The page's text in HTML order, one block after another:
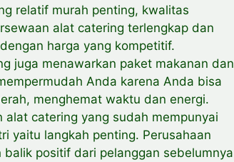
relatif murah penting, kwalitas
alat catering terlengkap dan
harga yang kompetitif.
juga menawarkan paket makanan dan
Anda karena Anda bisa
menghemat waktu dan energi.
alat catering yang sudah mempunyai
yaitu langkah penting. Perusahaan
positif dari pelanggan sebelumnya